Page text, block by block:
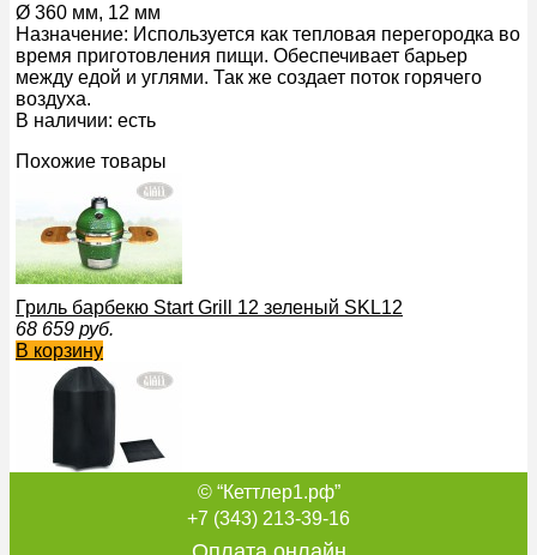
Ø 360 мм, 12 мм
Назначение: Используется как тепловая перегородка во
время приготовления пищи. Обеспечивает барьер
между едой и углями. Так же создает поток горячего
воздуха.
В наличии: есть
Похожие товары
Гриль барбекю Start Grill 12 зеленый SKL12
68 659 руб.
В корзину
© “Кеттлер1.рф”
+7 (343) 213-39-16